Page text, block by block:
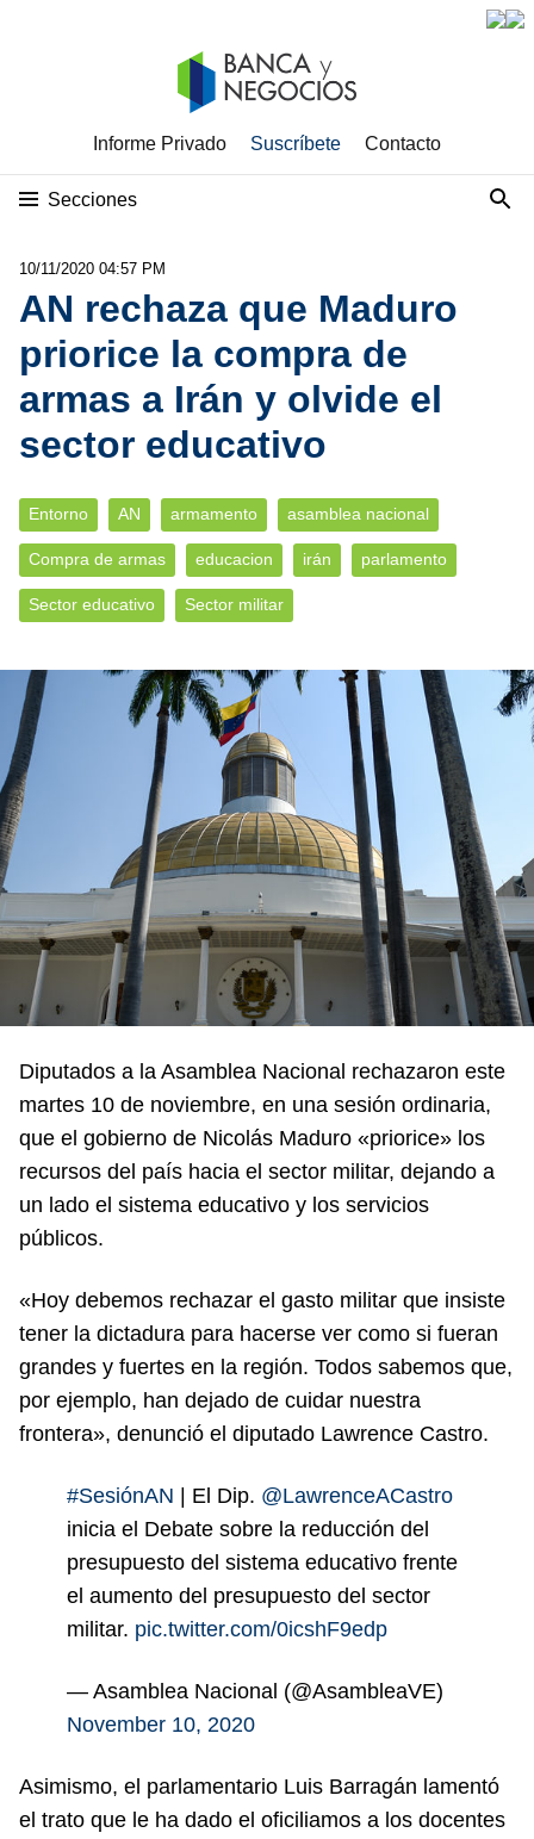
Informe Privado Suscríbete Contacto
Secciones
10/11/2020 04:57 PM
AN rechaza que Maduro
priorice la compra de
armas a Irán y olvide el
sector educativo
Entorno AN armamento asamblea nacional
Compra de armas educacion irán parlamento
Sector educativo Sector militar
Diputados a la Asamblea Nacional rechazaron este
martes 10 de noviembre, en una sesión ordinaria,
que el gobierno de Nicolás Maduro «priorice» los
recursos del país hacia el sector militar, dejando a
un lado el sistema educativo y los servicios
públicos.
«Hoy debemos rechazar el gasto militar que insiste
tener la dictadura para hacerse ver como si fueran
grandes y fuertes en la región. Todos sabemos que,
por ejemplo, han dejado de cuidar nuestra
frontera», denunció el diputado Lawrence Castro.
#SesiónAN | El Dip. @LawrenceACastro
inicia el Debate sobre la reducción del
presupuesto del sistema educativo frente
el aumento del presupuesto del sector
militar. pic.twitter.com/0icshF9edp
— Asamblea Nacional (@AsambleaVE)
November 10, 2020
Asimismo, el parlamentario Luis Barragán lamentó
el trato que le ha dado el oficiliamos a los docentes